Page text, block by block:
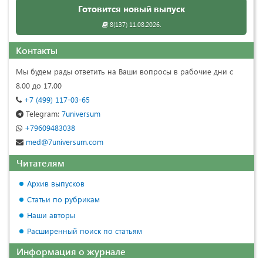
Готовится новый выпуск
8(137) 11.08.2026.
Контакты
Мы будем рады ответить на Ваши вопросы в рабочие дни с
8.00 до 17.00
+7 (499) 117-03-65
Telegram: 7universum
+79609483038
med@7universum.com
Читателям
Архив выпусков
Статьи по рубрикам
Наши авторы
Расширенный поиск по статьям
Информация о журнале